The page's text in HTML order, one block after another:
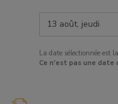
La date sélectionnée est
Ce n'est pas une date